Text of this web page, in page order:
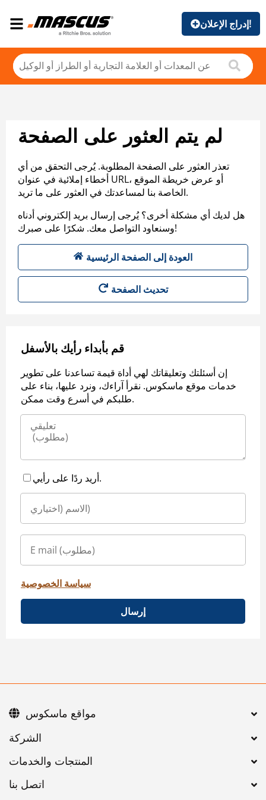
إدراج الإعلان!
لم يتم العثور على الصفحة
تعذر العثور على الصفحة المطلوبة. يُرجى التحقق من أي
أخطاء إملائية في عنوان URL، أو عرض خريطة الموقع
الخاصة بنا لمساعدتك في العثور على ما تريد.
هل لديك أي مشكلة أخرى؟ يُرجى إرسال بريد إلكتروني أدناه
وسنعاود التواصل معك. شكرًا على صبرك!
العودة إلى الصفحة الرئيسية
تحديث الصفحة
قم بأبداء رأيك بالأسفل
إن أسئلتك وتعليقاتك لهي أداة قيمة تساعدنا على تطوير
خدمات موقع ماسكوس. نقرأ آراءك، ونرد عليها، بناء على
طلبكم في أسرع وقت ممكن.
أريد ردًا على رأيي.
سياسة الخصوصية
إرسال
اتصل بنا
مواقع ماسكوس